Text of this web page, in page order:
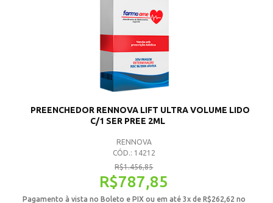
PREENCHEDOR RENNOVA LIFT ULTRA VOLUME LIDO
C/1 SER PREE 2ML
RENNOVA
CÓD.: 14212
R$1.456,85
R$787,85
Pagamento à vista no Boleto e PIX ou em até 3x de R$262,62 no